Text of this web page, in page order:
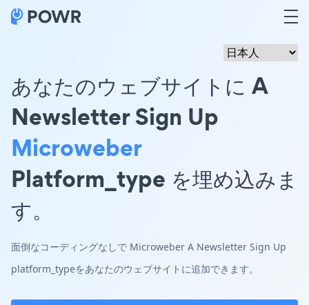
あなたのウェブサイトに A
Newsletter Sign Up
Microweber
Platform_type を埋め込みま
す。
面倒なコーディングなしで Microweber A Newsletter Sign Up
platform_typeをあなたのウェブサイトに追加できます。